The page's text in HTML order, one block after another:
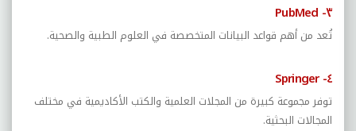
٣- PubMed
تُعد من أهم قواعد البيانات المتخصصة في العلوم الطبية والصحية.
٤- Springer
توفر مجموعة كبيرة من المجلات العلمية والكتب الأكاديمية في مختلف
المجالات البحثية.